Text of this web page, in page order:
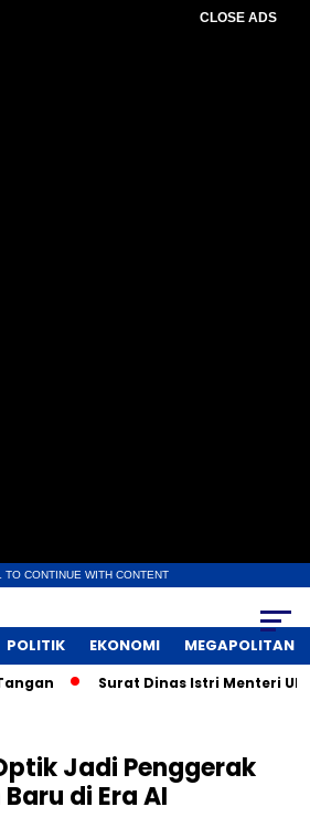
CLOSE ADS
TO CONTINUE WITH CONTENT
POLITIK EKONOMI MEGAPOLITAN
Surat Dinas Istri Menteri UMKM
Jadi Penggerak
di Era AI